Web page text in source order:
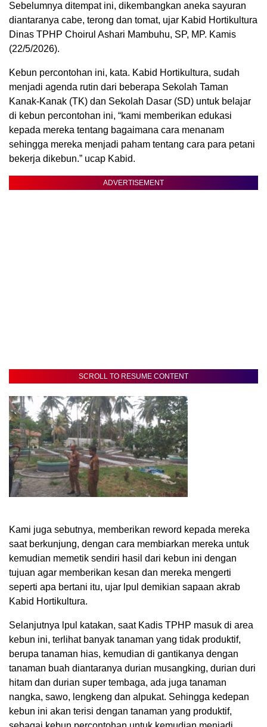
Sebelumnya ditempat ini, dikembangkan aneka sayuran
diantaranya cabe, terong dan tomat, ujar Kabid Hortikultura
Dinas TPHP Choirul Ashari Mambuhu, SP, MP. Kamis
(22/5/2026).
Kebun percontohan ini, kata. Kabid Hortikultura, sudah
menjadi agenda rutin dari beberapa Sekolah Taman
Kanak-Kanak (TK) dan Sekolah Dasar (SD) untuk belajar
di kebun percontohan ini, “kami memberikan edukasi
kepada mereka tentang bagaimana cara menanam
sehingga mereka menjadi paham tentang cara para petani
bekerja dikebun.” ucap Kabid.
ADVERTISEMENT
SCROLL TO RESUME CONTENT
Kami juga sebutnya, memberikan reword kepada mereka
saat berkunjung, dengan cara membiarkan mereka untuk
kemudian memetik sendiri hasil dari kebun ini dengan
tujuan agar memberikan kesan dan mereka mengerti
seperti apa bertani itu, ujar lpul demikian sapaan akrab
Kabid Hortikultura.
Selanjutnya lpul katakan, saat Kadis TPHP masuk di area
kebun ini, terlihat banyak tanaman yang tidak produktif,
berupa tanaman hias, kemudian di gantikanya dengan
tanaman buah diantaranya durian musangking, durian duri
hitam dan durian super tembaga, ada juga tanaman
nangka, sawo, lengkeng dan alpukat. Sehingga kedepan
kebun ini akan terisi dengan tanaman yang produktif,